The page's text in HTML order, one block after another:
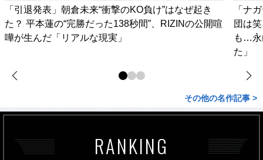
「引退発表」朝倉未来“衝撃のKO負け”はなぜ起き
た？ 平本蓮の“完勝だった138秒間”、RIZINの公開喧
嘩が生んだ「リアルな現実」
「ナ
団は
も…永
た」
その他の名作記事 >
RANKING